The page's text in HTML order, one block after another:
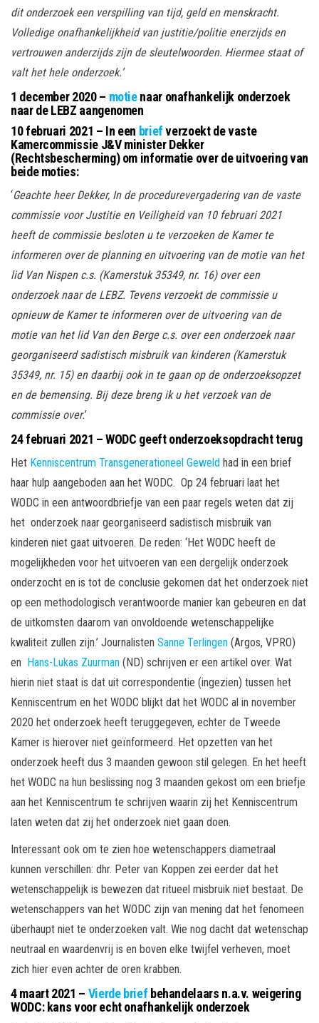
dit onderzoek een verspilling van tijd, geld en menskracht.
Volledige onafhankelijkheid van justitie/politie enerzijds en
vertrouwen anderzijds zijn de sleutelwoorden. Hiermee staat of
valt het hele onderzoek.’
1 december 2020 – motienaar onafhankelijk onderzoek
naar de LEBZ aangenomen
10 februari 2021 – In een briefverzoekt de vaste
Kamercommissie J&V minister Dekker
(Rechtsbescherming) om informatie over de uitvoering van
beide moties:
‘Geachte heer Dekker, In de procedurevergadering van de vaste
commissie voor Justitie en Veiligheid van 10 februari 2021
heeft de commissie besloten u te verzoeken de Kamer te
informeren over de planning en uitvoering van de motie van het
lid Van Nispen c.s. (Kamerstuk 35349, nr. 16) over een
onderzoek naar de LEBZ. Tevens verzoekt de commissie u
opnieuw de Kamer te informeren over de uitvoering van de
motie van het lid Van den Berge c.s. over een onderzoek naar
georganiseerd sadistisch misbruik van kinderen (Kamerstuk
35349, nr. 15) en daarbij ook in te gaan op de onderzoeksopzet
en de bemensing. Bij deze breng ik u het verzoek van de
commissie over.’
24 februari 2021 – WODC geeft onderzoeksopdracht terug
Het Kenniscentrum Transgenerationeel Geweld had in een brief
haar hulp aangeboden aan het WODC. Op 24 februari laat het
WODC in een antwoordbriefje van een paar regels weten dat zij
het onderzoek naar georganiseerd sadistisch misbruik van
kinderen niet gaat uitvoeren. De reden: ‘Het WODC heeft de
mogelijkheden voor het uitvoeren van een dergelijk onderzoek
onderzocht en is tot de conclusie gekomen dat het onderzoek niet
op een methodologisch verantwoorde manier kan gebeuren en dat
de uitkomsten daarom van onvoldoende wetenschappelijke
kwaliteit zullen zijn.’ Journalisten Sanne Terlingen (Argos, VPRO)
en Hans-Lukas Zuurman (ND) schrijven er een artikel over. Wat
hierin niet staat is dat uit correspondentie (ingezien) tussen het
Kenniscentrum en het WODC blijkt dat het WODC al in november
2020 het onderzoek heeft teruggegeven, echter de Tweede
Kamer is hierover niet geïnformeerd. Het opzetten van het
onderzoek heeft dus 3 maanden gewoon stil gelegen. En het heeft
het WODC na hun beslissing nog 3 maanden gekost om een briefje
aan het Kenniscentrum te schrijven waarin zij het Kenniscentrum
laten weten dat zij het onderzoek niet gaan doen.
Interessant ook om te zien hoe wetenschappers diametraal
kunnen verschillen: dhr. Peter van Koppen zei eerder dat het
wetenschappelijk is bewezen dat ritueel misbruik niet bestaat. De
wetenschappers van het WODC zijn van mening dat het fenomeen
überhaupt niet te onderzoeken valt. Wie nog dacht dat wetenschap
neutraal en waardenvrij is en boven elke twijfel verheven, moet
zich hier even achter de oren krabben.
4 maart 2021 – Vierde brief behandelaars n.a.v. weigering
WODC: kans voor echt onafhankelijk onderzoek